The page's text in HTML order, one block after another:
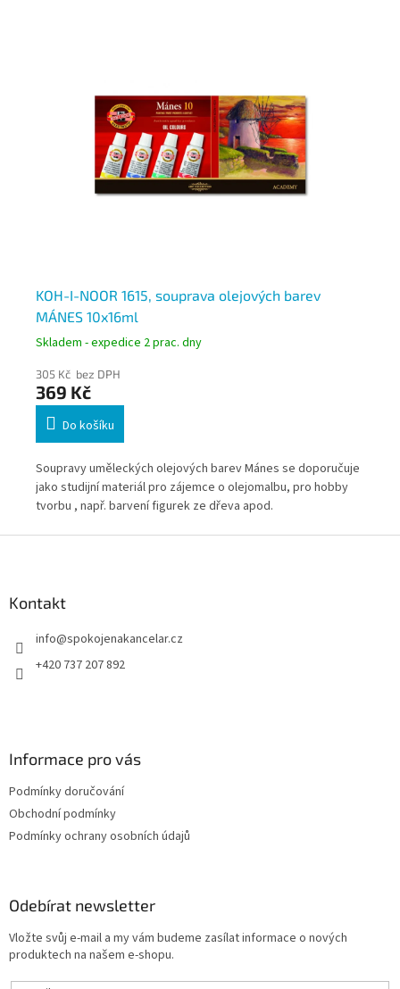
KOH-I-NOOR 1615, souprava olejových barev
MÁNES 10x16ml
Skladem - expedice 2 prac. dny
305 Kč bez DPH
369 Kč
Do košíku
Soupravy uměleckých olejových barev Mánes se doporučuje
jako studijní materiál pro zájemce o olejomalbu, pro hobby
tvorbu , např. barvení figurek ze dřeva apod.
Kontakt
info@spokojenakancelar.cz
+420 737 207 892
Informace pro vás
Podmínky doručování
Obchodní podmínky
Podmínky ochrany osobních údajů
Odebírat newsletter
Vložte svůj e-mail a my vám budeme zasílat informace o nových
produktech na našem e-shopu.